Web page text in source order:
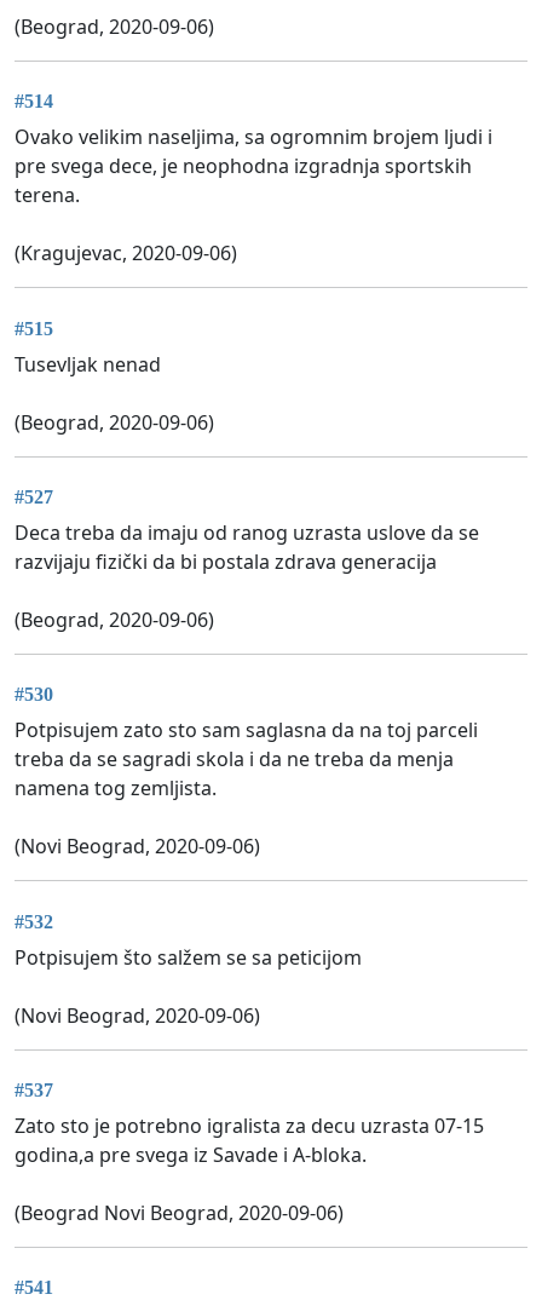
(Beograd, 2020-09-06)
#514
Ovako velikim naseljima, sa ogromnim brojem ljudi i
pre svega dece, je neophodna izgradnja sportskih
terena.
(Kragujevac, 2020-09-06)
#515
Tusevljak nenad
(Beograd, 2020-09-06)
#527
Deca treba da imaju od ranog uzrasta uslove da se
razvijaju fizički da bi postala zdrava generacija
(Beograd, 2020-09-06)
#530
Potpisujem zato sto sam saglasna da na toj parceli
treba da se sagradi skola i da ne treba da menja
namena tog zemljista.
(Novi Beograd, 2020-09-06)
#532
Potpisujem što salžem se sa peticijom
(Novi Beograd, 2020-09-06)
#537
Zato sto je potrebno igralista za decu uzrasta 07-15
godina,a pre svega iz Savade i A-bloka.
(Beograd Novi Beograd, 2020-09-06)
#541